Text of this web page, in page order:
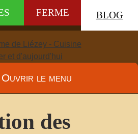
FERME BLOG
Ouvrir le menu
des